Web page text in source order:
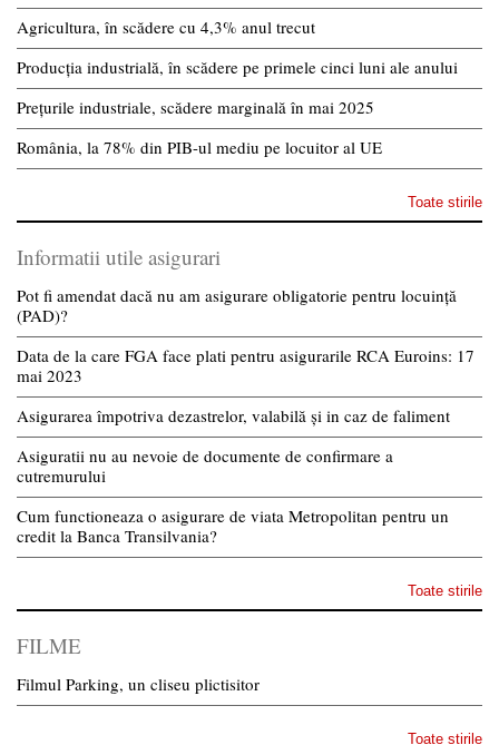
Agricultura, în scădere cu 4,3% anul trecut
Producția industrială, în scădere pe primele cinci luni ale anului
Prețurile industriale, scădere marginală în mai 2025
România, la 78% din PIB-ul mediu pe locuitor al UE
Toate stirile
Informatii utile asigurari
Pot fi amendat dacă nu am asigurare obligatorie pentru locuință
(PAD)?
Data de la care FGA face plati pentru asigurarile RCA Euroins: 17
mai 2023
Asigurarea împotriva dezastrelor, valabilă și in caz de faliment
Asiguratii nu au nevoie de documente de confirmare a
cutremurului
Cum functioneaza o asigurare de viata Metropolitan pentru un
credit la Banca Transilvania?
Toate stirile
FILME
Filmul Parking, un cliseu plictisitor
Toate stirile